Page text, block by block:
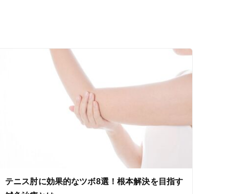
テニス肘に効果的なツボ8選！根本解決を目指す